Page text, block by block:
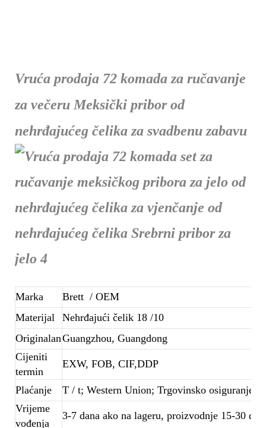
Vruća prodaja 72 komada za ručavanje
za večeru Meksički pribor od
nehrđajućeg čelika za svadbenu zabavu
Marka Brett / OEM
Materijal
Nehrđajući čelik 18 /10
OriginalanGuangzhou, Guangdong
Cijeniti
termin
EXW, FOB, CIF,DDP
Plaćanje
T / t; Western Union; Trgovinsko osiguranje
Vrijeme
vođenja
3-7 dana ako na lageru, proizvodnje 15-30